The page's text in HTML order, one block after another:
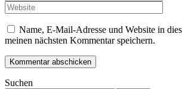
Name, E-Mail-Adresse und Website in
meinen nächsten Kommentar speichern.
Suchen